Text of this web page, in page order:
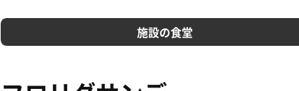
施設の食堂